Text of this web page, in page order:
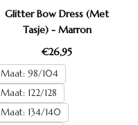
Glitter Bow Dress (Met
Tasje) - Marron
€26,95
Maat: 98/104
Maat: 122/128
Maat: 134/140